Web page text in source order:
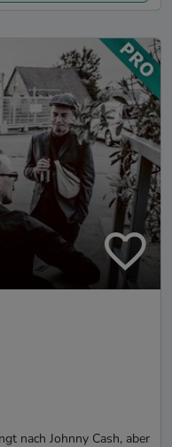
nach Johnny Cash, aber